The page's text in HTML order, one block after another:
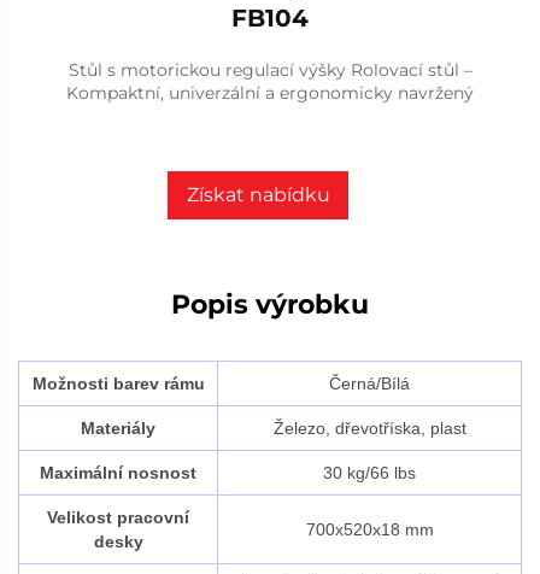
FB104
Stůl s motorickou regulací výšky Rolovací stůl –
Kompaktní, univerzální a ergonomicky navržený
Získat nabídku
Popis výrobku
Možnosti barev rámu Černá/Bílá
Materiály Železo, dřevotříska, plast
Maximální nosnost 30 kg/66 lbs
Velikost pracovní
desky
700x520x18 mm